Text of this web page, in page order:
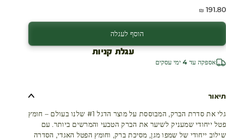
עגלת קניות
מחיר מבצע
191.80 ₪
הוסף לעגלה
אספקה עד 4 ימי עסקים
תיאור
גלי את סדרת הברק, המבוססת על מוצר הדגל #1 שלנו בעולם – חומץ
פטל ייחודי שמעניק לשיער את הברק הטבעי והמרשים ביותר. עם
שילוב ייחודי של שמפו מגן, מסיכת ברק, וחומץ הפטל האגדי, הסדרה